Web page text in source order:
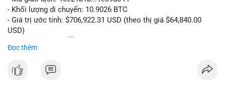
- Khối lượng di chuyển: 10.9026 BTC
- Giá trị ước tính: $706,922.31 USD (theo thị giá $64,840.00
USD)
- Thời gian: 18:20
Nhận định phân tích:
Giao dịch 10.9 BTC trị giá hơn 706 nghìn USD được thực hiện
Đọc thêm